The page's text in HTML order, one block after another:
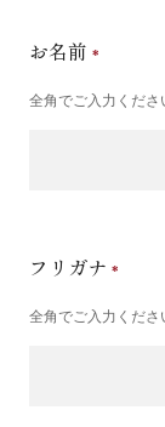
お名前
全角でご入力くださ
フリガナ
全角でご入力くださ